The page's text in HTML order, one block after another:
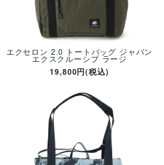
エクセロン 2.0 トートバッグ ジャパン
エクスクルーシブ ラージ
19,800円(税込)